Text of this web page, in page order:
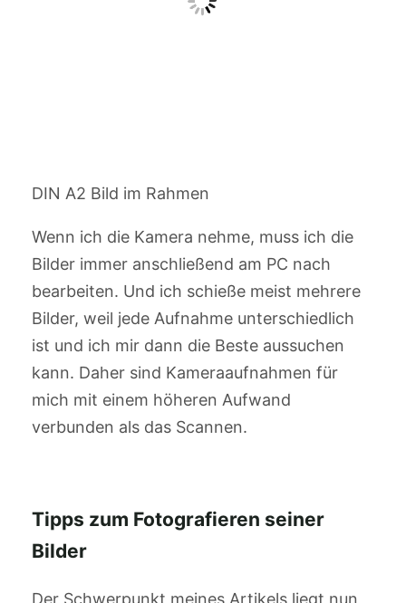
DIN A2 Bild im Rahmen
Wenn ich die Kamera nehme, muss ich die
Bilder immer anschließend am PC nach
bearbeiten. Und ich schieße meist mehrere
Bilder, weil jede Aufnahme unterschiedlich
ist und ich mir dann die Beste aussuchen
kann. Daher sind Kameraaufnahmen für
mich mit einem höheren Aufwand
verbunden als das Scannen.
Tipps zum Fotografieren seiner
Bilder
Der Schwerpunkt meines Artikels liegt nun